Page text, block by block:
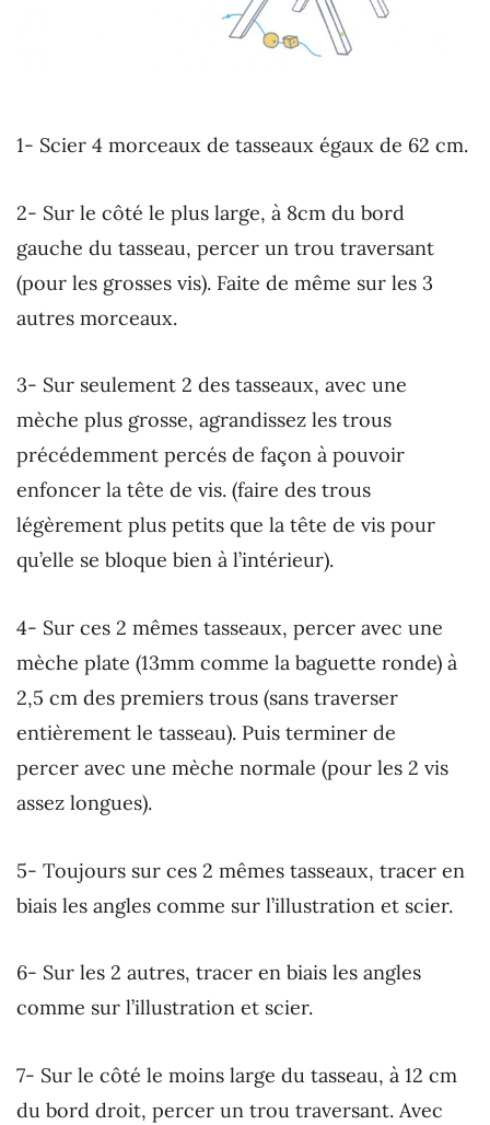
1- Scier 4 morceaux de tasseaux égaux de 62 cm.
2- Sur le côté le plus large, à 8cm du bord
gauche du tasseau, percer un trou traversant
(pour les grosses vis). Faite de même sur les 3
autres morceaux.
3- Sur seulement 2 des tasseaux, avec une
mèche plus grosse, agrandissez les trous
précédemment percés de façon à pouvoir
enfoncer la tête de vis. (faire des trous
légèrement plus petits que la tête de vis pour
qu’elle se bloque bien à l’intérieur).
4- Sur ces 2 mêmes tasseaux, percer avec une
mèche plate (13mm comme la baguette ronde) à
2,5 cm des premiers trous (sans traverser
entièrement le tasseau). Puis terminer de
percer avec une mèche normale (pour les 2 vis
assez longues).
5- Toujours sur ces 2 mêmes tasseaux, tracer en
biais les angles comme sur l’illustration et scier.
6- Sur les 2 autres, tracer en biais les angles
comme sur l’illustration et scier.
7- Sur le côté le moins large du tasseau, à 12 cm
du bord droit, percer un trou traversant. Avec